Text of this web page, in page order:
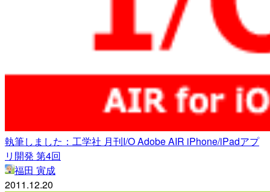
執筆しました：工学社 月刊I/O Adobe AIR iPhone/iPadアプ
リ開発 第4回
福田 寅成
2011.12.20